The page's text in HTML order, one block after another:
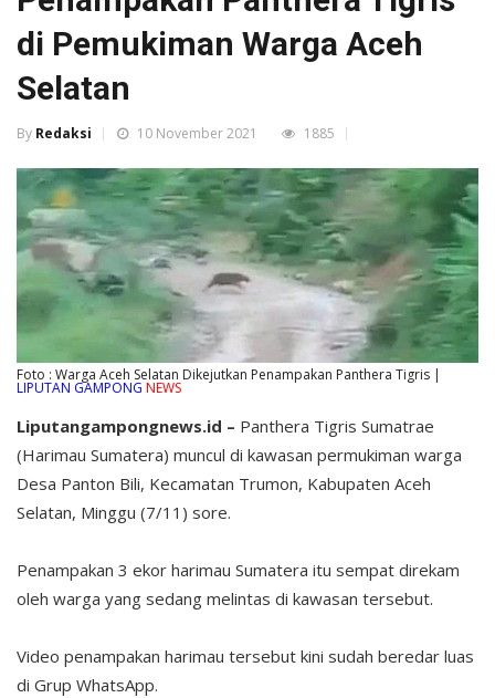
di Pemukiman Warga Aceh
Selatan
By Redaksi 10 November 2021 1885
Foto : Warga Aceh Selatan Dikejutkan Penampakan Panthera Tigris |
LIPUTAN GAMPONG NEWS
Liputangampongnews.id – Panthera Tigris Sumatrae
(Harimau Sumatera) muncul di kawasan permukiman warga
Desa Panton Bili, Kecamatan Trumon, Kabupaten Aceh
Selatan, Minggu (7/11) sore.
Penampakan 3 ekor harimau Sumatera itu sempat direkam
oleh warga yang sedang melintas di kawasan tersebut.
Video penampakan harimau tersebut kini sudah beredar luas
di Grup WhatsApp.